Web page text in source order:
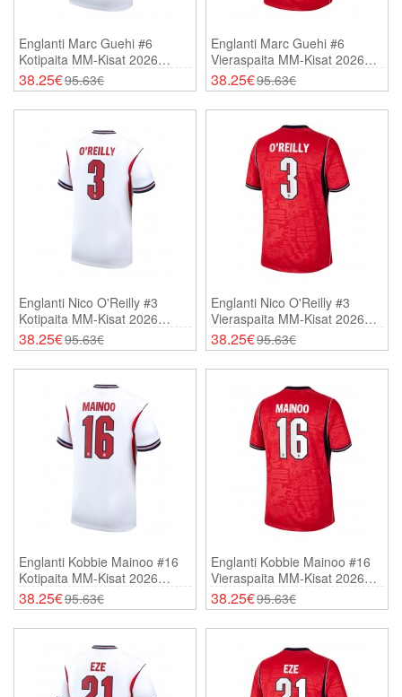
Englanti Marc Guehi #6
Kotipaita MM-Kisat 2026
Lyhythihainen
38.25€95.63€
Englanti Marc Guehi #6
Vieraspaita MM-Kisat 2026
Lyhythihainen
38.25€95.63€
Englanti Nico O'Reilly #3
Kotipaita MM-Kisat 2026
Lyhythihainen
38.25€95.63€
Englanti Nico O'Reilly #3
Vieraspaita MM-Kisat 2026
Lyhythihainen
38.25€95.63€
Englanti Kobbie Mainoo #16
Kotipaita MM-Kisat 2026
Lyhythihainen
38.25€95.63€
Englanti Kobbie Mainoo #16
Vieraspaita MM-Kisat 2026
Lyhythihainen
38.25€95.63€